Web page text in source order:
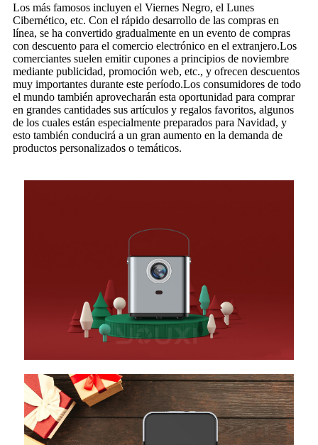
Los más famosos incluyen el Viernes Negro, el Lunes
Cibernético, etc. Con el rápido desarrollo de las compras en
línea, se ha convertido gradualmente en un evento de compras
con descuento para el comercio electrónico en el extranjero.Los
comerciantes suelen emitir cupones a principios de noviembre
mediante publicidad, promoción web, etc., y ofrecen descuentos
muy importantes durante este período.Los consumidores de todo
el mundo también aprovecharán esta oportunidad para comprar
en grandes cantidades sus artículos y regalos favoritos, algunos
de los cuales están especialmente preparados para Navidad, y
esto también conducirá a un gran aumento en la demanda de
productos personalizados o temáticos.